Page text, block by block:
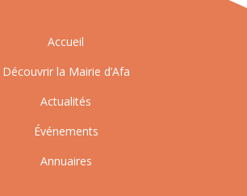
Accueil
Découvrir la Mairie d’Afa
Actualités
Événements
Annuaires